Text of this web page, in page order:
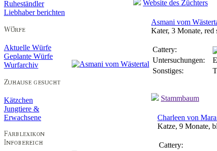
Ruheständler
Liebhaber berichten
Aktuelle Würfe
Geplante Würfe
Wurfarchiv
Kätzchen
Jungtiere &
Erwachsene
Website des Züchters
Asmani vom
Kater, 3 Monate, red
Cattery:
Untersuchungen:
Sonstiges:
Stammbaum
Charleen von
Katze, 9 Monate,
Cattery: